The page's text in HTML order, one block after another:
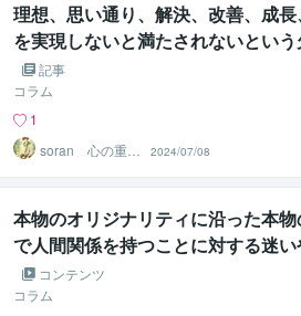
理想、思い通り、解決、改善、成
を実現しないと満たされないとい
の幻覚、幻術が解ける遠隔法術ヒー
記事
コラム
1
soran 心の重荷
を下ろせるヒー
リング
2024/07/08
本物のオリジナリティに沿った本
で人間関係を持つことに対する迷
を断ち切れない幻覚、幻術が解ける
術ヒーリング
コンテンツ
コラム